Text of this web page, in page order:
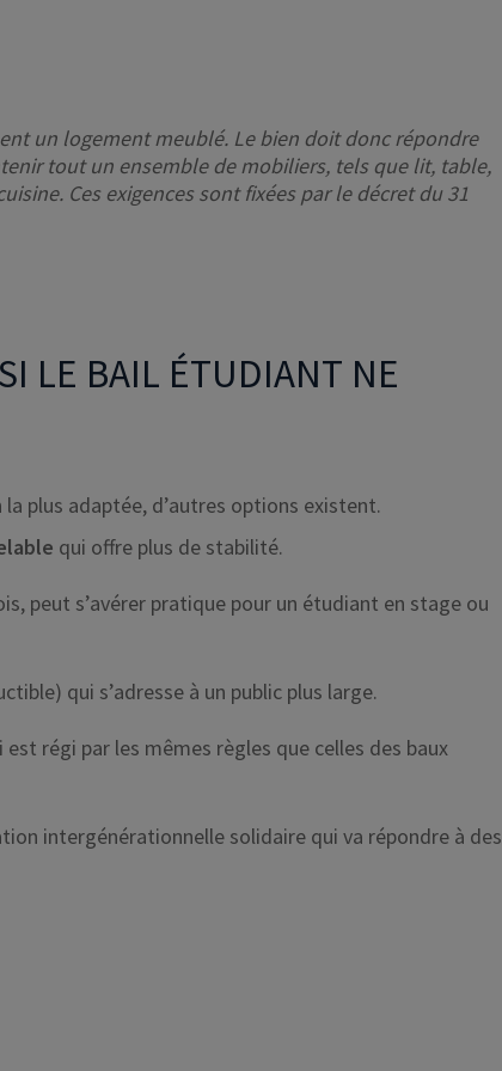
un logement meublé. Le bien doit donc répondre
tout un ensemble de mobiliers, tels que lit, table,
Ces exigences sont fixées par le décret du 31
LE BAIL ÉTUDIANT NE
plus adaptée, d’autres options existent.
qui offre plus de stabilité.
peut s’avérer pratique pour un étudiant en stage ou
qui s’adresse à un public plus large.
est régi par les mêmes règles que celles des baux
intergénérationnelle solidaire qui va répondre à des